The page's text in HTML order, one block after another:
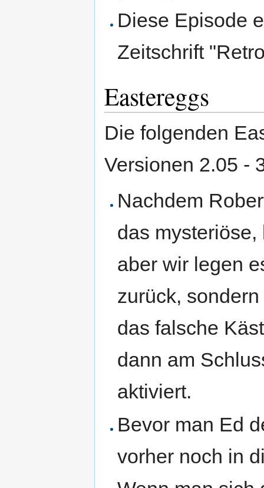
Diese Episode
Zeitschrift
Eastereggs
Die folgenden
Versionen 2.05 -
Nachdem
das
aber wir legen
zurück,
das falsche
dann am
aktiviert.
Bevor man Ed
vorher noch in